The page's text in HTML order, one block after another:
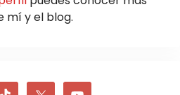
mí y el blog.